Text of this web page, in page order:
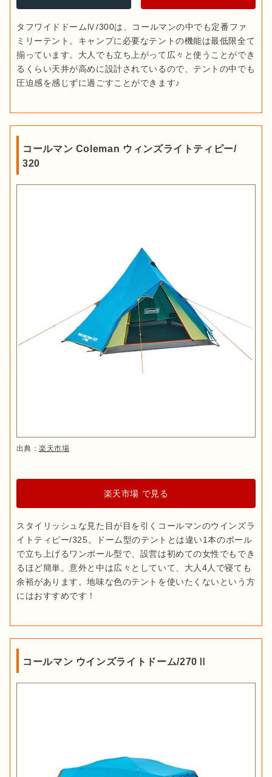
タフワイドドームⅣ/300は、コールマンの中でも定番ファ
ミリーテント。キャンプに必要なテントの機能は最低限全て
揃っています。大人でも立ち上がって広々と使うことができ
るくらい天井が高めに設計されているので、テントの中でも
圧迫感を感じずに過ごすことができます♪
コールマン Coleman ウィンズライトティピー/
320
出典：楽天市場
楽天市場 で見る
スタイリッシュな見た目が目を引くコールマンのウインズラ
イトティピー/325。ドーム型のテントとは違い1本のポール
で立ち上げるワンポール型で、設営は初めての女性でもでき
るほど簡単。意外と中は広々としていて、大人4人で寝ても
余裕があります。地味な色のテントを使いたくないという方
にはおすすめです！
コールマン ウインズライトドーム/270Ⅱ